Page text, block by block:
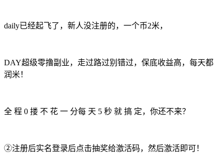
daily已经起飞了，新人没注册的，一个币2米，
DAY超级零撸副业，走过路过别错过，保底收益高，每天都
润米！
全 程 0 搂 不 花 一 分每 天 5 秒 就 搞 定，你还不来？
②注册后实名登录后点击抽奖给激活码，然后激活即可！